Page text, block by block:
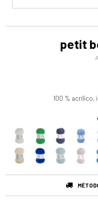
petit
100 % acrílico,